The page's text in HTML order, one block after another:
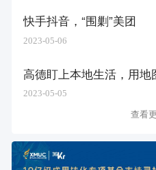
快手抖音，“围剿”美团
2023-05-06
高德盯上本地生活，用
2023-05-05
查看